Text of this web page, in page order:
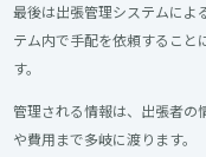
最後は出張管理システムによ
テム内で手配を依頼すること
す。
管理される情報は、出張者の
や費用まで多岐に渡ります。